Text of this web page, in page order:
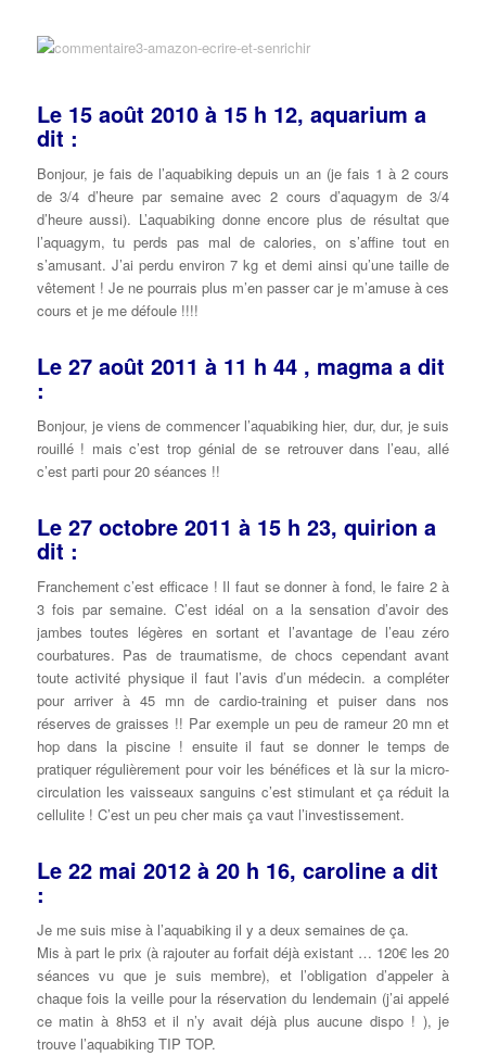
Le 15 août 2010 à 15 h 12, aquarium a
dit :
Bonjour, je fais de l’aquabiking depuis un an (je fais 1 à 2 cours
de 3/4 d’heure par semaine avec 2 cours d’aquagym de 3/4
d’heure aussi). L’aquabiking donne encore plus de résultat que
l’aquagym, tu perds pas mal de calories, on s’affine tout en
s’amusant. J’ai perdu environ 7 kg et demi ainsi qu’une taille de
vêtement ! Je ne pourrais plus m’en passer car je m’amuse à ces
cours et je me défoule !!!!
Le 27 août 2011 à 11 h 44 , magma a dit
:
Bonjour, je viens de commencer l’aquabiking hier, dur, dur, je suis
rouillé ! mais c’est trop génial de se retrouver dans l’eau, allé
c’est parti pour 20 séances !!
Le 27 octobre 2011 à 15 h 23, quirion a
dit :
Franchement c’est efficace ! Il faut se donner à fond, le faire 2 à
3 fois par semaine. C’est idéal on a la sensation d’avoir des
jambes toutes légères en sortant et l’avantage de l’eau zéro
courbatures. Pas de traumatisme, de chocs cependant avant
toute activité physique il faut l’avis d’un médecin. a compléter
pour arriver à 45 mn de cardio-training et puiser dans nos
réserves de graisses !! Par exemple un peu de rameur 20 mn et
hop dans la piscine ! ensuite il faut se donner le temps de
pratiquer régulièrement pour voir les bénéfices et là sur la micro-
circulation les vaisseaux sanguins c’est stimulant et ça réduit la
cellulite ! C’est un peu cher mais ça vaut l’investissement.
Le 22 mai 2012 à 20 h 16, caroline a dit
:
Je me suis mise à l’aquabiking il y a deux semaines de ça.
Mis à part le prix (à rajouter au forfait déjà existant … 120€ les 20
séances vu que je suis membre), et l’obligation d’appeler à
chaque fois la veille pour la réservation du lendemain (j’ai appelé
ce matin à 8h53 et il n’y avait déjà plus aucune dispo ! ), je
trouve l’aquabiking TIP TOP.